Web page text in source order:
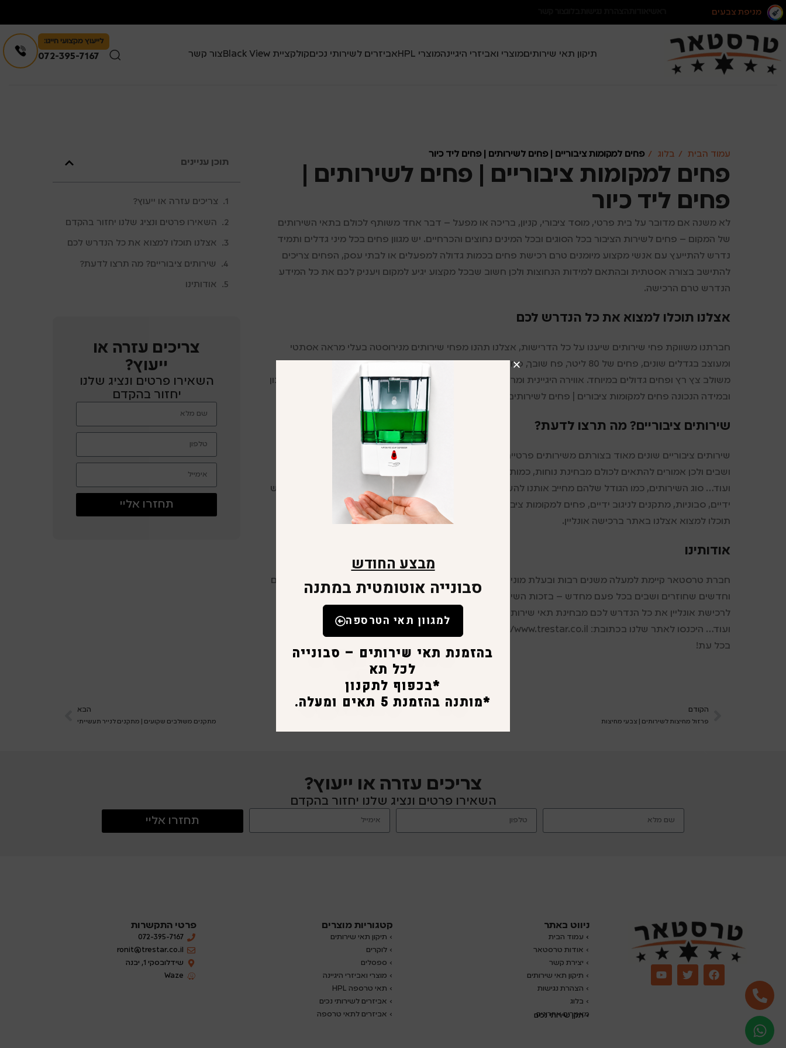
מניפת צבעים
תיקון תאי שירותיםמוצרי ואביזרי היגיינהמוצרי HPL אביזרים לשירותי נכיםקולקציית Black View צור קשר
לייעוץ מקצועי חייגו:
072-395-7167
תוכן עניינים
צריכים עזרה או ייעוץ?
השאירו פרטים ונציג שלנו יחזור בהקדם
אצלנו תוכלו למצוא את כל הנדרש לכם
שירותים ציבוריים? מה תרצו לדעת?
אודותינו
צריכים עזרה או
ייעוץ?
השאירו פרטים ונציג שלנו
יחזור בהקדם
תחזרו אליי
עמוד הבית בלוג פחים למקומות ציבוריים | פחים לשירותים | פחים ליד כיור
פחים למקומות ציבוריים | פחים לשירותים |
פחים ליד כיור
לא משנה אם מדובר על בית פרטי, מוסד ציבורי, קניון, בריכה או מפעל – דבר אחד משותף לכולם בתאי השירותים
של המקום – פחים לשירות הציבור בכל הסוגים ובכל המינים נחוצים והכרחיים. יש מגוון פחים בכל מיני גדלים ותמיד
נדרש להתייעץ עם אנשי מקצוע מיומנים טרם רכישת פחים בכמות גדולה למפעלים או לבתי עסק, הפחים צריכים
להתישב בצורה אסטתית ובהתאם למידות הנחוצות ולכן חשוב שבכל מקצוע יגיע למקום ויעניק לכם את כל המידע
הנדרש טרם הרכישה.
אצלנו תוכלו למצוא את כל הנדרש לכם
חברתנו משווקת פחי שירותים שיענו על כל הדרישות, אצלנו תהנו מפחי שירותים מנירוסטה בעלי מראה אסתטי
ומעוצב בגדלים שונים, פחים של 80 ליטר, פח שובך, פחי נדל, מתקן מגבות נייר ננעל + אשפתון בתוך הקיר ומתקן
משולב צץ רץ ופחים גדולים במיוחד. אווירה היגיינית ומראה מעוצב ויפה מתקבלים בעזרת שילוב הפחים במקום הנכון
ובמידה הנכונה פחים למקומות ציבורים | פחים לשירותים | פחים ליד כיור רוכשים רק בחברת טרסטאר.
שירותים ציבוריים? מה תרצו לדעת?
שירותים ציבוריים שונים מאוד בצורתם משירותים פרטיים, הם מספקים שירות במשך כל שעות היממה לעוברים
ושבים ולכן אמורים להתאים לכולם מבחינת נוחות, כמות גדולה של תאי שירותים, פחים גדולים לזריקת האשפה
ועוד… סוג השירותים, כמו הגודל שלהם מחייב אותנו להשתמש בציוד מותאם לשירותיים ציבוריים, כמו מתקנים לייבוש
ידיים, סבוניות, מתקנים לניגוב ידיים, פחים למקומות ציבורים | פחים לשירותים | פחים ליד כיור ועוד… כל זאת ועוד
תוכלו למצוא אצלנו באתר ברכישה אונליין.
אודותינו
חברת טרסטאר קיימת למעלה משנים רבות ובעלת מוניטין רב בתחום זה, אנו מעניקים שירות לאלפי לקוחות קבועים
וחדשים שחוזרים ושבים בכל פעם מחדש – בזכות השירות המקצועי, האיכות והמחירים. אצלנו באתר תוכלו למצוא
לרכישת אונליין את כל הנדרש לכם מבחינת תאי שירותים, אביזרי שירותים, אבזור לשירותי נכים, ספסלים, לוקרים
ועוד… היכנסו לאתר שלנו בכתובת: https://www.trestar.co.il/ או צרו קשר במספר 03-5445775 ונשמח לעזור
בכל עת!
הקודם
פרזול מחיצות לשירותים | צבעי מחיצות
הבא
מתקנים משולבים שקועים | מתקנים לנייר תעשייתי
צריכים עזרה או ייעוץ?
השאירו פרטים ונציג שלנו יחזור בהקדם
תחזרו אליי
ניווט באתר
› עמוד הבית
› אודות טרסטאר
› יצירת קשר
› תיקון תאי שירותים
› הצהרת נגישות
› בלוג
מאמרים אחרונים
› תקן שירותי נכים
קטגוריות מוצרים
› תיקון תאי שירותים
› לוקרים
› ספסלים
› מוצרי ואביזרי היגיינה
› תאי טרספה HPL
› אביזרים לשירותי נכים
› אביזרים לתאי טרספה
פרטי התקשרות
072-395-7167
ronit@trestar.co.il
שידלובסקי 1, יבנה
Waze
מבצע החודש
סבונייה אוטומטית במתנה
למגוון תאי הטרספה
בהזמנת תאי שירותים – סבונייה
לכל תא
*בכפוף לתקנון
*מותנה בהזמנת 5 תאים ומעלה.